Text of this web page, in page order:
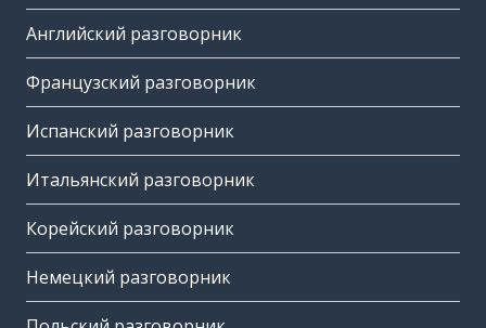
Английский разговорник
Французский разговорник
Испанский разговорник
Итальянский разговорник
Корейский разговорник
Немецкий разговорник